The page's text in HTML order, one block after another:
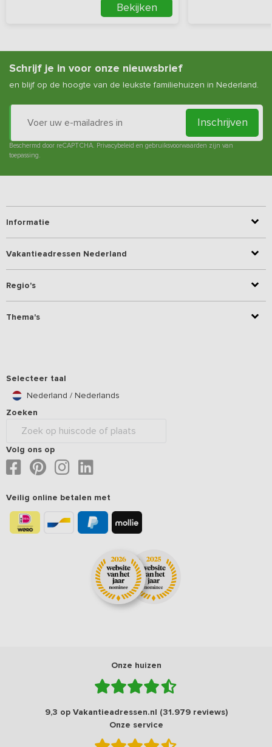
Bekijken
Schrijf je in voor onze nieuwsbrief
en blijf op de hoogte van de leukste familiehuizen in Nederland.
Inschrijven
Beschermd door reCAPTCHA. Privacybeleid en gebruiksvoorwaarden zijn van
toepassing.
Informatie
Vakantieadressen Nederland
Regio's
Thema's
Selecteer taal
Nederland / Nederlands
Zoeken
Volg ons op
Veilig online betalen met
Onze huizen
9,3 op Vakantieadressen.nl (31.979 reviews)
Onze service